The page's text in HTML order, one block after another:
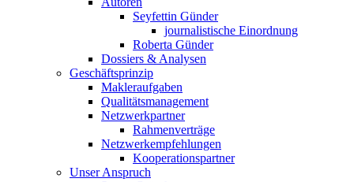
Seyfettin Günder
journalistische Einordnung
Roberta Günder
Dossiers & Analysen
Geschäftsprinzip
Makleraufgaben
Qualitätsmanagement
Netzwerkpartner
Rahmenverträge
Netzwerkempfehlungen
Kooperationspartner
Unser Anspruch